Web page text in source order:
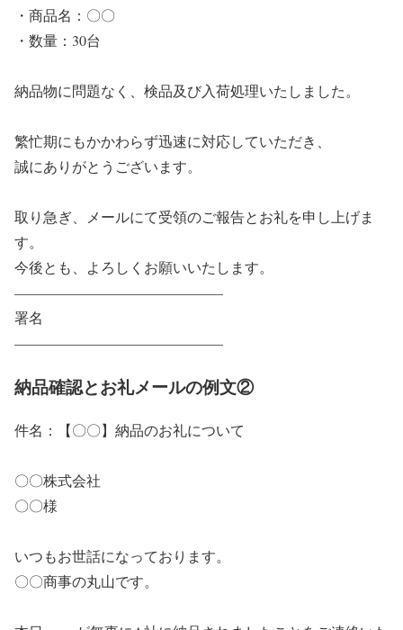
・商品名：〇〇
・数量：30台
納品物に問題なく、検品及び入荷処理いたしました。
繁忙期にもかかわらず迅速に対応していただき、
誠にありがとうございます。
取り急ぎ、メールにて受領のご報告とお礼を申し上げま
す。
今後とも、よろしくお願いいたします。
——————————————–
署名
——————————————–
納品確認とお礼メールの例文②
件名：【〇〇】納品のお礼について
〇〇株式会社
〇〇様
いつもお世話になっております。
〇〇商事の丸山です。